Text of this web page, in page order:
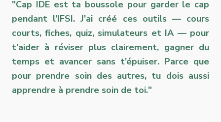
"Cap IDE est ta boussole pour garder le cap
pendant l’IFSI. J’ai créé ces outils — cours
courts, fiches, quiz, simulateurs et IA — pour
t’aider à réviser plus clairement, gagner du
temps et avancer sans t’épuiser. Parce que
pour prendre soin des autres, tu dois aussi
apprendre à prendre soin de toi."